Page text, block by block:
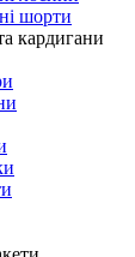
шорти
кардигани